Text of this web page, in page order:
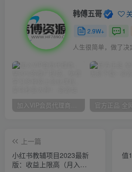
韩傅五哥
2.9W+ 1
人生很简单，做了决
加入VIP会员代理商，享90%的推广提成，免费学习多种网上创业课程，菜鸟秒变大神！
上一篇
小红书教辅项目2023最新
版：收益上限高（月入
值